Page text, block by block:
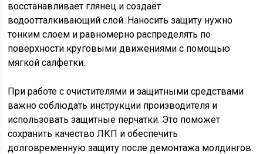
восстанавливает глянец и создаёт
водоотталкивающий слой. Наносить защиту нужно
тонким слоем и равномерно распределять по
поверхности круговыми движениями с помощью
мягкой салфетки.
При работе с очистителями и защитными средствами
важно соблюдать инструкции производителя и
использовать защитные перчатки. Это поможет
сохранить качество ЛКП и обеспечить
долговременную защиту после демонтажа молдингов.